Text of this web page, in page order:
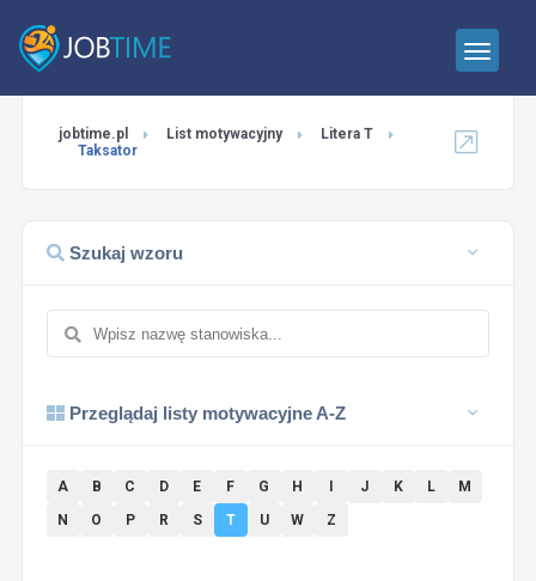
jobtime.pl List motywacyjny
Litera T
Taksator
Szukaj wzoru
Przeglądaj listy motywacyjne A-Z
A B C D E F G H J K L
M
N
O P R S T U W Z